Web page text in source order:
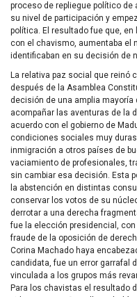
proceso de repliegue político de
su nivel de participación y
política. El resultado fue que,
con el chavismo, aumentaba el
identificaban en su decisión de
La relativa paz social que reinó
después de la Asamblea
decisión de una amplia mayoría
acompañar las aventuras de la
acuerdo con el gobierno de
condiciones sociales muy
inmigración a otros países de
vaciamiento de profesionales,
sin cambiar esa decisión. Esta
la abstención en distintas
conservar los votos de su
derrotar a una derecha
fue la elección presidencial,
fraude de la oposición de
Corina Machado haya
candidata, fue un error garrafal
vinculada a los grupos más
Para los chavistas el resultado